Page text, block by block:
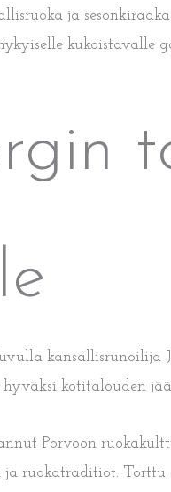
ja
kukoistavalle
kansallisrunoilija
kotitalouden
Porvoon
ruokatraditiot. Torttu